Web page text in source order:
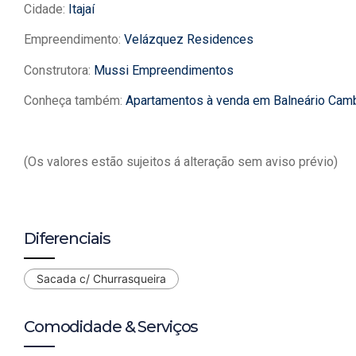
Cidade: Itajaí
Empreendimento: Velázquez Residences
Construtora: Mussi Empreendimentos
Conheça também: Apartamentos à venda em Balneário
(Os valores estão sujeitos á alteração sem aviso prévio)
Diferenciais
Sacada c/ Churrasqueira
Comodidade & Serviços